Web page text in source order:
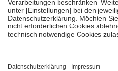
GKV getragen werden
• empfohlenen Schutzimpfungen
• Harn- und Blutteststreifen
getroffen, um sicherzustellen, dass